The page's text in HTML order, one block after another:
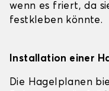
wenn es friert, da
festkleben könnte.
Installation einer
Die Hagelplanen